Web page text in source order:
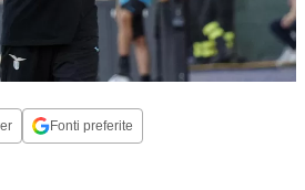
Fonti preferite